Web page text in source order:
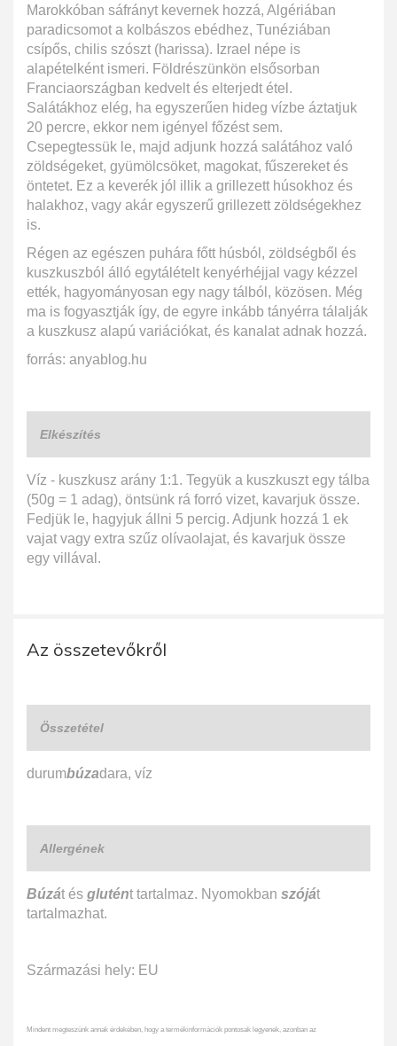
Marokkóban sáfrányt kevernek hozzá, Algériában
paradicsomot a kolbászos ebédhez, Tunéziában
csípős, chilis szószt (harissa). Izrael népe is
alapételként ismeri. Földrészünkön elsősorban
Franciaországban kedvelt és elterjedt étel.
Salátákhoz elég, ha egyszerűen hideg vízbe áztatjuk
20 percre, ekkor nem igényel főzést sem.
Csepegtessük le, majd adjunk hozzá salátához való
zöldségeket, gyümölcsöket, magokat, fűszereket és
öntetet. Ez a keverék jól illik a grillezett húsokhoz és
halakhoz, vagy akár egyszerű grillezett zöldségekhez
is.
Régen az egészen puhára főtt húsból, zöldségből és
kuszkuszból álló egytálételt kenyérhéjjal vagy kézzel
ették, hagyományosan egy nagy tálból, közösen. Még
ma is fogyasztják így, de egyre inkább tányérra tálalják
a kuszkusz alapú variációkat, és kanalat adnak hozzá.
forrás: anyablog.hu
Elkészítés
Víz - kuszkusz arány 1:1. Tegyük a kuszkuszt egy tálba
(50g = 1 adag), öntsünk rá forró vizet, kavarjuk össze.
Fedjük le, hagyjuk állni 5 percig. Adjunk hozzá 1 ek
vajat vagy extra szűz olívaolajat, és kavarjuk össze
egy villával.
Az összetevőkről
Összetétel
durumbúzadara, víz
Allergének
Búzát és glutént tartalmaz. Nyomokban szóját
tartalmazhat.
Származási hely: EU
Mindent megteszünk annak érdekében, hogy a termékinformációk pontosak legyenek, azonban az